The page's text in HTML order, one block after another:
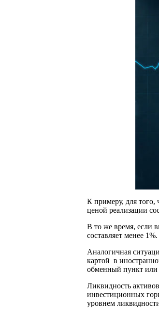
К примеру, для того,
ценой реализации
В то же время, если
составляет менее
Аналогичная
картой в
обменный пункт или
Ликвидность
инвестиционных
уровнем